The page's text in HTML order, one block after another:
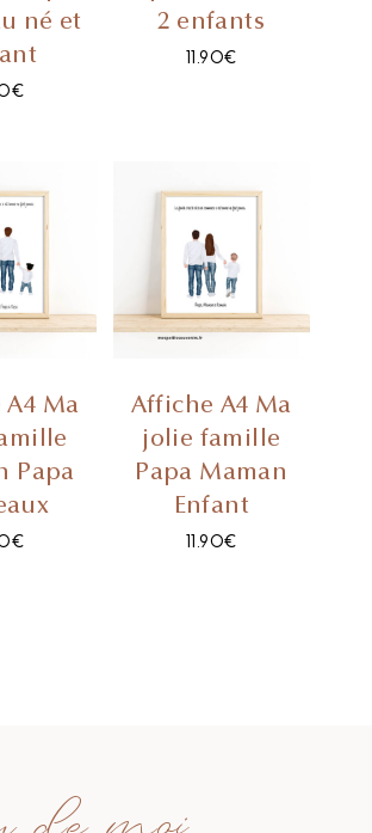
né et
€
2 enfants
11.90€
Ma
Papa
€
Affiche A4 Ma
jolie famille
Papa Maman
Enfant
11.90€